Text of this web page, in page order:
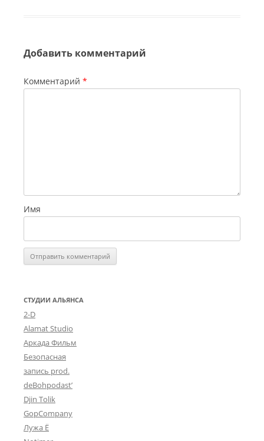
Добавить комментарий
Комментарий *
Имя
СТУДИИ АЛЬЯНСА
2-D
Alamat Studio
Аркада Фильм
Безопасная
запись prod.
deBohpodast’
Djin Tolik
GopCompany
Лужа Ё